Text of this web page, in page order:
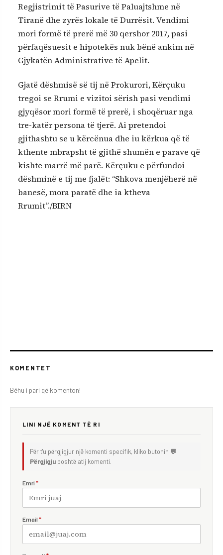
Regjistrimit të Pasurive të Paluajtshme në
Tiranë dhe zyrës lokale të Durrësit. Vendimi
mori formë të prerë më 30 qershor 2017, pasi
përfaqësuesit e hipotekës nuk bënë ankim në
Gjykatën Administrative të Apelit.
Gjatë dëshmisë së tij në Prokurori, Kërçuku
tregoi se Rrumi e vizitoi sërish pasi vendimi
gjyqësor mori formë të prerë, i shoqëruar nga
tre-katër persona të tjerë. Ai pretendoi
gjithashtu se u kërcënua dhe iu kërkua që të
kthente mbrapsht të gjithë shumën e parave që
kishte marrë më parë. Kërçuku e përfundoi
dëshminë e tij me fjalët: “Shkova menjëherë në
banesë, mora paratë dhe ia ktheva
Rrumit”./BIRN
KOMENTET
Bëhu i pari që komenton!
LINI NJË KOMENT TË RI
Për t'u përgjigjur një komenti specifik, kliko butonin 💬
Përgjigju poshtë atij komenti.
Emri *
Email *